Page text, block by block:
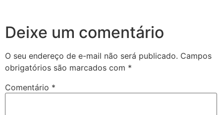
Deixe um comentário
O seu endereço de e-mail não será publicado. Campos
obrigatórios são marcados com *
Comentário *